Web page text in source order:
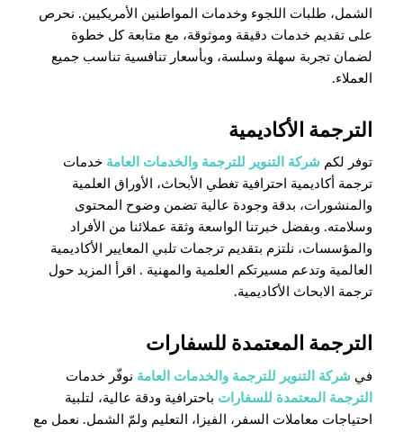
الشمل، طلبات اللجوء وخدمات المواطنين الأمريكيين. نحرص
على تقديم خدمات دقيقة وموثوقة، مع متابعة كل خطوة
لضمان تجربة سهلة وسلسة، وبأسعار تنافسية تناسب جميع
العملاء.
الترجمة الأكاديمية
توفر لكم شركة التنوير للترجمة والخدمات العامة خدمات
ترجمة أكاديمية احترافية تغطي الأبحاث، الأوراق العلمية
والمنشورات، بدقة وجودة عالية تضمن وضوح المحتوى
وسلامته. وبفضل خبرتنا الواسعة وثقة عملائنا من الأفراد
والمؤسسات، نلتزم بتقديم ترجمات تلبي المعايير الأكاديمية
العالمية وتدعم مسيرتكم العلمية والمهنية . اقرأ المزيد حول
ترجمة الابحاث الأكاديمية.
الترجمة المعتمدة للسفارات
في شركة التنوير للترجمة والخدمات العامة نوفّر خدمات
الترجمة المعتمدة للسفارات باحترافية ودقة عالية، لتلبية
احتياجات معاملات السفر، الفيزا، التعليم ولمّ الشمل. نعمل مع